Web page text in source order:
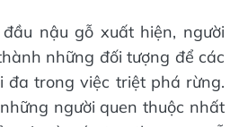
nậu gỗ xuất hiện, người
những đối tượng để các
đa trong việc triệt phá rừng.
người quen thuộc nhất